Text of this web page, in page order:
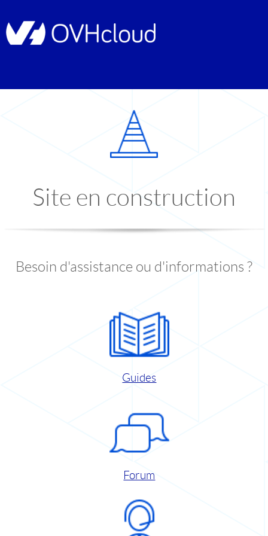
Site en construction
Besoin d'assistance ou d'informations ?
Guides
Forum